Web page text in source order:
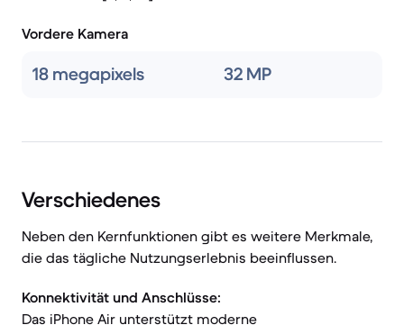
Vordere Kamera
18 megapixels 32 MP
Verschiedenes
Neben den Kernfunktionen gibt es weitere Merkmale,
die das tägliche Nutzungserlebnis beeinflussen.
Konnektivität und Anschlüsse:
Das iPhone Air unterstützt moderne